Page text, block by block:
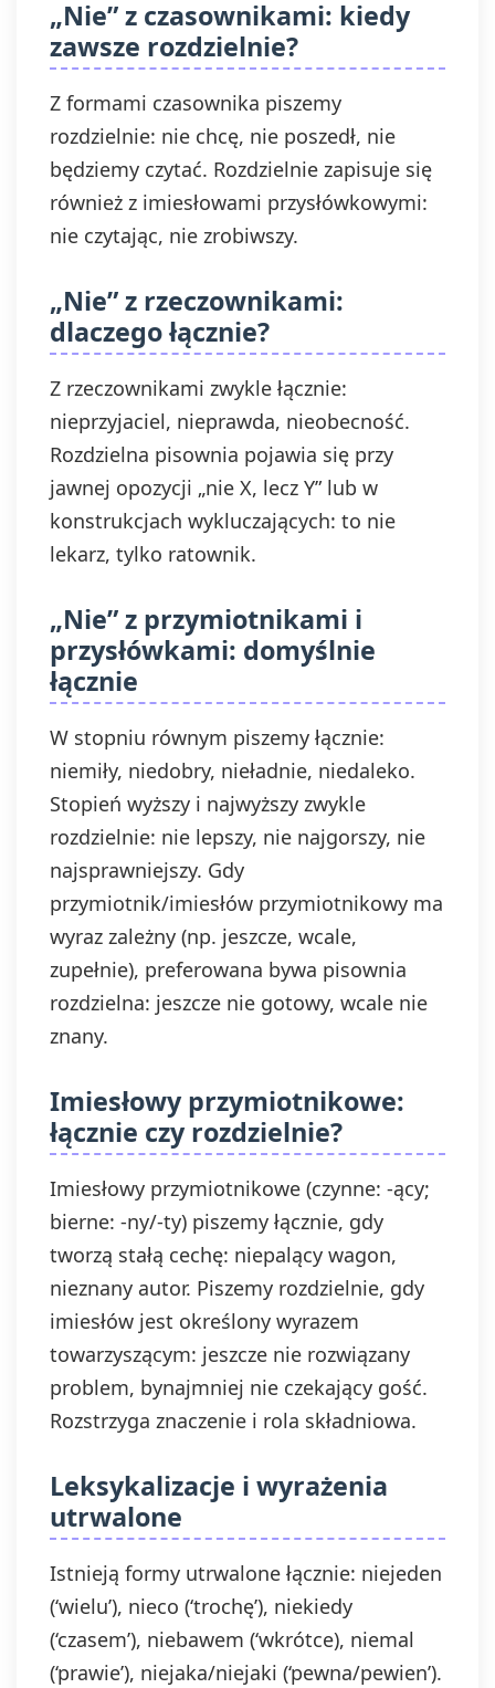
„Nie” z czasownikami: kiedy
zawsze rozdzielnie?
Z formami czasownika piszemy
rozdzielnie: nie chcę, nie poszedł, nie
będziemy czytać. Rozdzielnie zapisuje się
również z imiesłowami przysłówkowymi:
nie czytając, nie zrobiwszy.
„Nie” z rzeczownikami:
dlaczego łącznie?
Z rzeczownikami zwykle łącznie:
nieprzyjaciel, nieprawda, nieobecność.
Rozdzielna pisownia pojawia się przy
jawnej opozycji „nie X, lecz Y” lub w
konstrukcjach wykluczających: to nie
lekarz, tylko ratownik.
„Nie” z przymiotnikami i
przysłówkami: domyślnie
łącznie
W stopniu równym piszemy łącznie:
niemiły, niedobry, nieładnie, niedaleko.
Stopień wyższy i najwyższy zwykle
rozdzielnie: nie lepszy, nie najgorszy, nie
najsprawniejszy. Gdy
przymiotnik/imiesłów przymiotnikowy ma
wyraz zależny (np. jeszcze, wcale,
zupełnie), preferowana bywa pisownia
rozdzielna: jeszcze nie gotowy, wcale nie
znany.
Imiesłowy przymiotnikowe:
łącznie czy rozdzielnie?
Imiesłowy przymiotnikowe (czynne: -ący;
bierne: -ny/-ty) piszemy łącznie, gdy
tworzą stałą cechę: niepalący wagon,
nieznany autor. Piszemy rozdzielnie, gdy
imiesłów jest określony wyrazem
towarzyszącym: jeszcze nie rozwiązany
problem, bynajmniej nie czekający gość.
Rozstrzyga znaczenie i rola składniowa.
Leksykalizacje i wyrażenia
utrwalone
Istnieją formy utrwalone łącznie: niejeden
(‘wielu’), nieco (‘trochę’), niekiedy
(‘czasem’), niebawem (‘wkrótce), niemal
(‘prawie’), niejaka/niejaki (‘pewna/pewien’).